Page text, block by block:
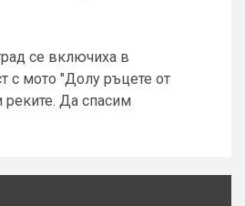
се включиха в
с мото "Долу ръцете от
реките. Да спасим